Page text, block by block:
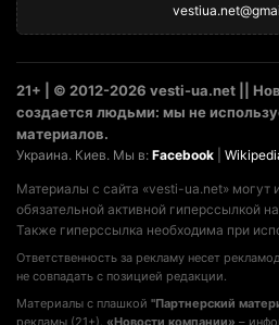
21+ | © 2012-2026 vesti-ua.net ||
создается людьми: мы не
материалов.
Украина. Киев. Мы в: Facebook
Материалы с сайта «vesti-ua.net» могут
обязательной активной гиперссылкой
Также гиперссылка необходима при
Ответственность за рекламу несет
не совпадать с позицией редакции.
Материалы с плашкой "Партнерский
рекламы (21+). «Новости компании» –